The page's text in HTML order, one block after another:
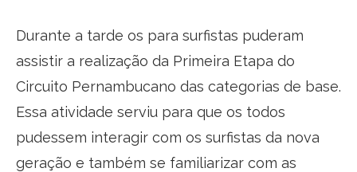
Durante a tarde os para surfistas puderam
assistir a realização da Primeira Etapa do
Circuito Pernambucano das categorias de base.
Essa atividade serviu para que os todos
pudessem interagir com os surfistas da nova
geração e também se familiarizar com as